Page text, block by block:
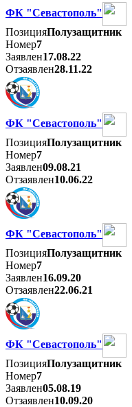
ФК "Севастополь"
ПозицияПолузащитник
Номер7
Заявлен17.08.22
Отзаявлен28.11.22
ФК "Севастополь"
ПозицияПолузащитник
Номер7
Заявлен09.08.21
Отзаявлен10.06.22
ФК "Севастополь"
ПозицияПолузащитник
Номер7
Заявлен16.09.20
Отзаявлен22.06.21
ФК "Севастополь"
ПозицияПолузащитник
Номер7
Заявлен05.08.19
Отзаявлен10.09.20